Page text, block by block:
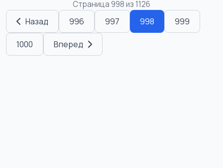
Страница 998 из 1126
Назад 996 997 998 999
1000 Вперед